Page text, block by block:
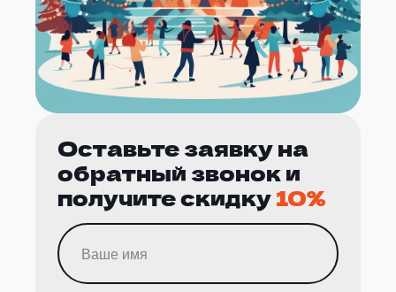
Оставьте заявку на
обратный звонок и
получите скидку10%